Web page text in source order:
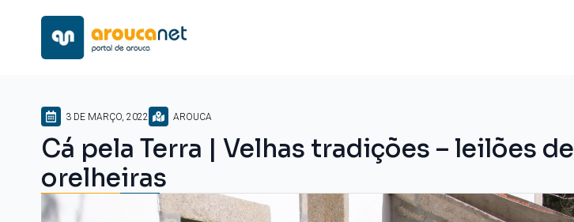
3 DE MARÇO, 2022 AROUCA
Cá pela Terra | Velhas tradições – leilões de
orelheiras